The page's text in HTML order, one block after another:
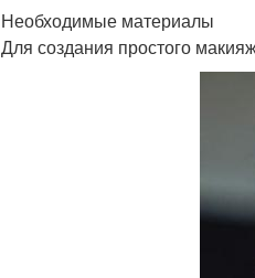
Необходимые материалы
Для создания простого